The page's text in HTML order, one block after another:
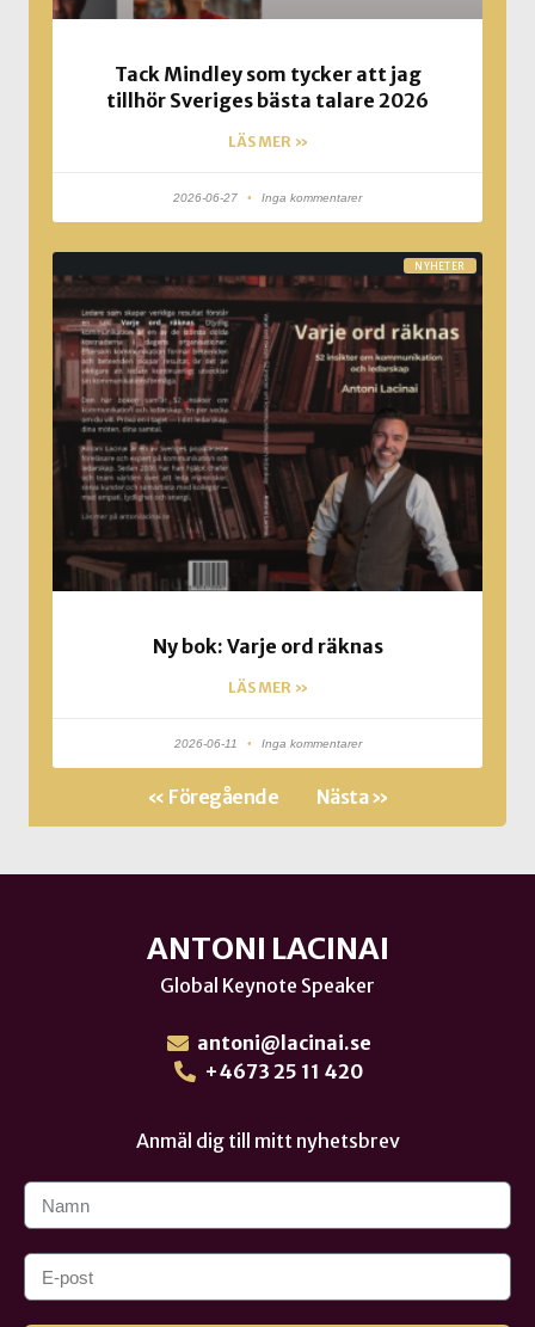
Tack Mindley som tycker att jag
tillhör Sveriges bästa talare 2026
LÄS MER »
2026-06-27 Inga kommentarer
NYHETER
Ny bok: Varje ord räknas
LÄS MER »
2026-06-11 Inga kommentarer
« Föregående Nästa »
ANTONI LACINAI
Global Keynote Speaker
antoni@lacinai.se
+4673 25 11 420
Anmäl dig till mitt nyhetsbrev